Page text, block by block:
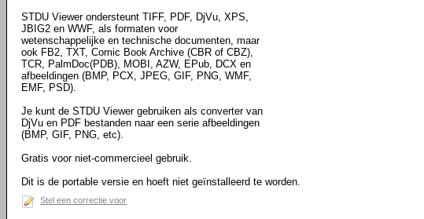
STDU Viewer ondersteunt TIFF, PDF, DjVu, XPS,
JBIG2 en WWF, als formaten voor
wetenschappelijke en technische documenten, maar
ook FB2, TXT, Comic Book Archive (CBR of CBZ),
TCR, PalmDoc(PDB), MOBI, AZW, EPub, DCX en
afbeeldingen (BMP, PCX, JPEG, GIF, PNG, WMF,
EMF, PSD).
Je kunt de STDU Viewer gebruiken als converter van
DjVu en PDF bestanden naar een serie afbeeldingen
(BMP, GIF, PNG, etc).
Gratis voor niet-commercieel gebruik.
Dit is de portable versie en hoeft niet geïnstalleerd te worden.
Stel een correctie voor